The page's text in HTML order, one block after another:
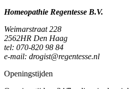
Homeopathie Regentesse B.V.
Weimarstraat 228
2562HR Den Haag
tel: 070-820 98 84
e-mail: drogist@regentesse.nl
Openingstijden